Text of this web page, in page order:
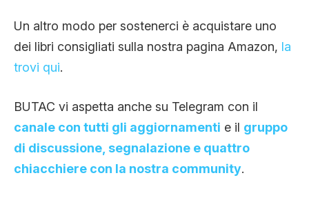
Un altro modo per sostenerci è acquistare uno
dei libri consigliati sulla nostra pagina Amazon, la
trovi qui.
BUTAC vi aspetta anche su Telegram con il
canale con tutti gli aggiornamenti e il gruppo
di discussione, segnalazione e quattro
chiacchiere con la nostra community.